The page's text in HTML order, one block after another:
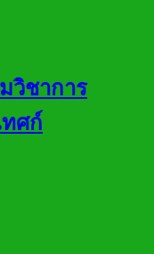
วิชาการ
ศก์